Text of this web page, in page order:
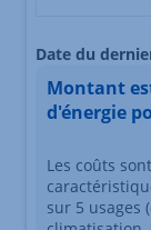
Date du
Montant
d'énergie
Les coûts
sur 5 usages